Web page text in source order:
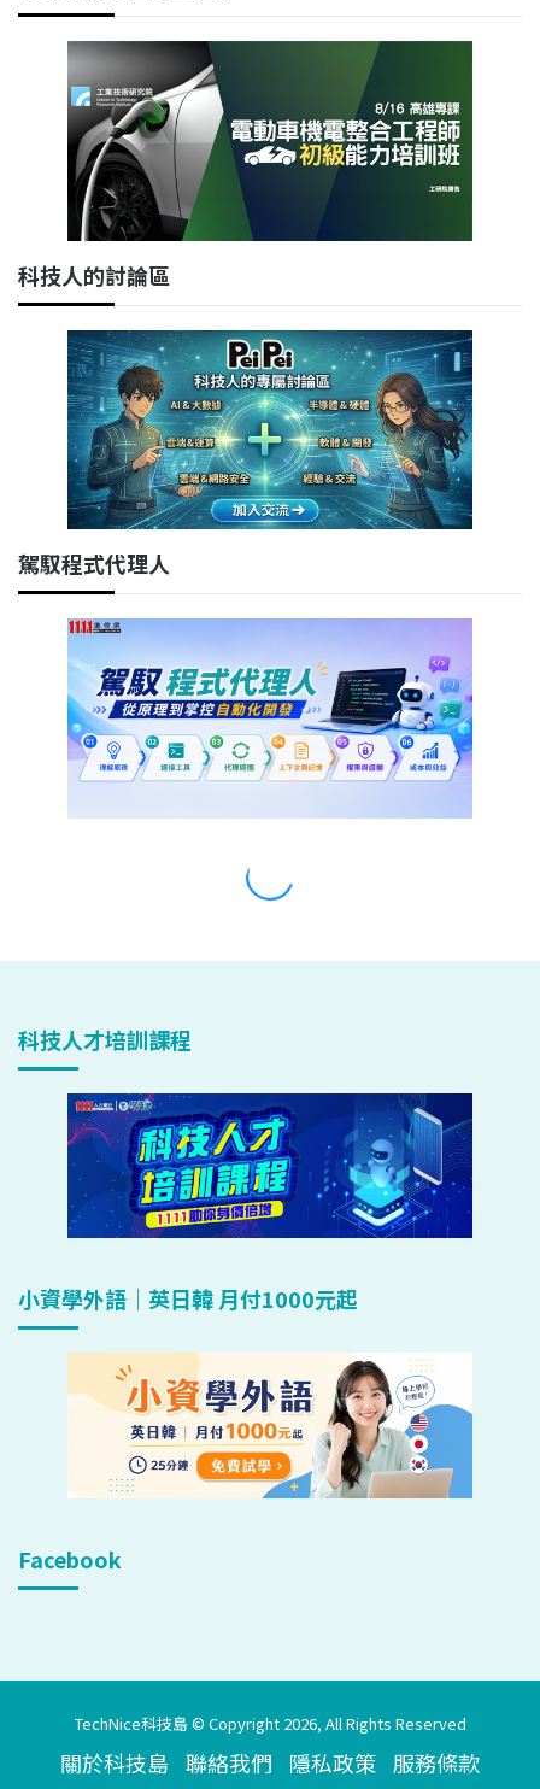
科技人才培訓課程
小資學外語｜英日韓 月付1000元起
Facebook
TechNice科技島 © Copyright 2026, All Rights Reserved
關於科技島 聯絡我們 隱私政策 服務條款